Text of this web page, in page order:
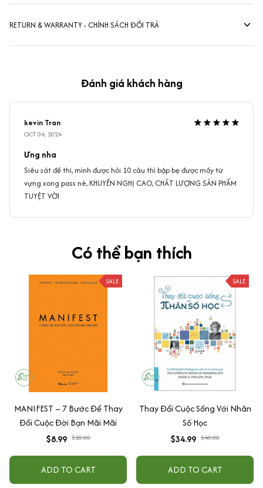
RETURN & WARRANTY - CHÍNH SÁCH ĐỔI TRẢ
Đánh giá khách hàng
kevin Tran
OCT 04, 2024
Ưng nha
Siêu sát đề thi, mình được hỏi 10 câu thì bập bẹ được mấy từ
vựng xong pass nè, KHUYẾN NGHỊ CAO, CHẤT LƯỢNG SẢN PHẨM
TUYỆT VỜI
Có thể bạn thích
SALE
MANIFEST – 7 Bước Để Thay
Đổi Cuộc Đời Bạn Mãi Mãi
$8.99 $20.00
ADD TO CART
SALE
Thay Đổi Cuộc Sống Với Nhân
Số Học
$34.99 $40.00
ADD TO CART